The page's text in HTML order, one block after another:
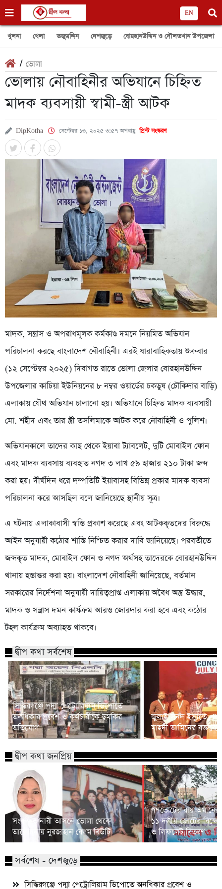
EN
খুলনা খেলা তজুমদ্দিন দেশজুড়ে বোরহানউদ্দিন ও দৌলতখান উপজেলা
/ ভোলা
ভোলায় নৌবাহিনীর অভিযানে চিহ্নিত
মাদক ব্যবসায়ী স্বামী-স্ত্রী আটক
DipKotha সেপ্টেম্বর ১৩, ২০২৫ ৩:৫৭ অপরাহ্ণপ্রিন্ট সংস্করণ
মাদক, সন্ত্রাস ও অপরাধমূলক কর্মকাণ্ড দমনে নিয়মিত অভিযান
পরিচালনা করছে বাংলাদেশ নৌবাহিনী। এরই ধারাবাহিকতায় শুক্রবার
(১২ সেপ্টেম্বর ২০২৫) দিবাগত রাতে ভোলা জেলার বোরহানউদ্দিন
উপজেলার কাচিয়া ইউনিয়নের ৮ নম্বর ওয়ার্ডের চকডুষ (চৌকিদার বাড়ি)
এলাকায় যৌথ অভিযান চালানো হয়। অভিযানে চিহ্নিত মাদক ব্যবসায়ী
মো. শহীদ এবং তার স্ত্রী তসলিমাকে আটক করে নৌবাহিনী ও পুলিশ।
অভিযানকালে তাদের কাছ থেকে ইয়াবা ট্যাবলেট, দুটি মোবাইল ফোন
এবং মাদক ব্যবসায় ব্যবহৃত নগদ ৩ লাখ ৫৯ হাজার ২১০ টাকা জব্দ
করা হয়। দীর্ঘদিন ধরে দম্পতিটি ইয়াবাসহ বিভিন্ন প্রকার মাদক ব্যবসা
পরিচালনা করে আসছিল বলে জানিয়েছে স্থানীয় সূত্র।
এ ঘটনায় এলাকাবাসী স্বস্তি প্রকাশ করেছে এবং আটককৃতদের বিরুদ্ধে
আইন অনুযায়ী কঠোর শাস্তি নিশ্চিত করার দাবি জানিয়েছে। পরবর্তীতে
জব্দকৃত মাদক, মোবাইল ফোন ও নগদ অর্থসহ তাদেরকে বোরহানউদ্দিন
থানায় হস্তান্তর করা হয়। বাংলাদেশ নৌবাহিনী জানিয়েছে, বর্তমান
সরকারের নির্দেশনা অনুযায়ী দায়িত্বপ্রাপ্ত এলাকায় অবৈধ অস্ত্র উদ্ধার,
মাদক ও সন্ত্রাস দমন কার্যক্রম আরও জোরদার করা হবে এবং কঠোর
টহল কার্যক্রম অব্যাহত থাকবে।
দ্বীপ কথা সর্বশেষ
সিদ্ধিরগঞ্জে পদ্মা পেট্রোলিয়াম ডিপোতে
অনধিকার প্রবেশ ও কর্মচারীকে হুমকির
অভিযোগ
জুলাই সনদ ইস্যুতে
মাহদী আমিনের
দ্বীপ কথা জনপ্রিয়
সংরক্ষিত নারী আসনে ভোলা থেকে
আলোচনায় নুরজাহান বেগম বিউটি
গণভোটের রায়
১১ দলীয় জোটের
ও লিফলেট বিতরণ
সর্বশেষ - দেশজুড়ে
সিদ্ধিরগঞ্জে পদ্মা পেট্রোলিয়াম ডিপোতে অনধিকার প্রবেশ ও